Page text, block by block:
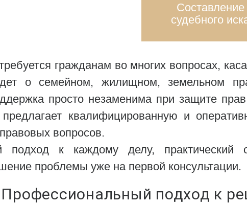
Составление
судебного
гражданам во многих вопросах,
о семейном, жилищном, земельном
просто незаменима при защите
квалифицированную и
вопросов.
подход к каждому делу, практический
проблемы уже на первой консультации.
Профессиональный подход к